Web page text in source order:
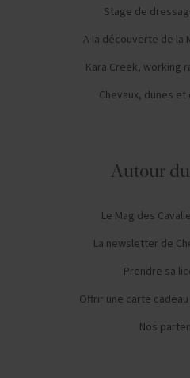
Stage de
A la découverte de la
Kara Creek, working
Chevaux, dunes
Autour
Le Mag des
La newsletter de
Prendre sa
Offrir une carte
Nos